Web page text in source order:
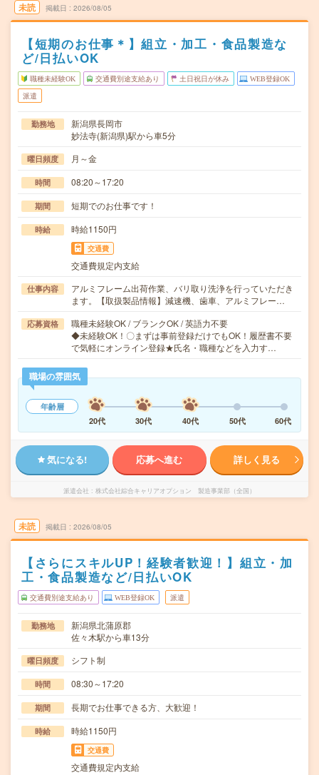
未読 掲載日 2026/08/05
【短期のお仕事＊】組立・加工・食品製造な
ど/日払いOK
職種未経験OK 交通費別途支給あり 土日祝日が休み WEB登録OK
派遣
勤務地
新潟県長岡市
妙法寺(新潟県)駅から車5分
曜日頻度 月～金
時間 08:20～17:20
期間 短期でのお仕事です！
時給 時給1150円
交通費
交通費規定内支給
仕事内容
アルミフレーム出荷作業、バリ取り洗浄を行っていただき
ます。【取扱製品情報】減速機、歯車、アルミフレー…
応募資格
職種未経験OK / ブランクOK / 英語力不要
◆未経験OK！〇まずは事前登録だけでもOK！履歴書不要
で気軽にオンライン登録★氏名・職種などを入力す…
職場の雰囲気
年齢層
20代
30代 40代 50代 60代
気になる! 応募へ進む 詳しく見る
派遣会社 株式会社綜合キャリアオプション 製造事業部（全国）
未読 掲載日 2026/08/05
【さらにスキルUP！経験者歓迎！】組立・加
工・食品製造など/日払いOK
交通費別途支給あり WEB登録OK 派遣
勤務地
新潟県北蒲原郡
佐々木駅から車13分
曜日頻度 シフト制
時間 08:30～17:20
期間 長期でお仕事できる方、大歓迎！
時給 時給1150円
交通費
交通費規定内支給